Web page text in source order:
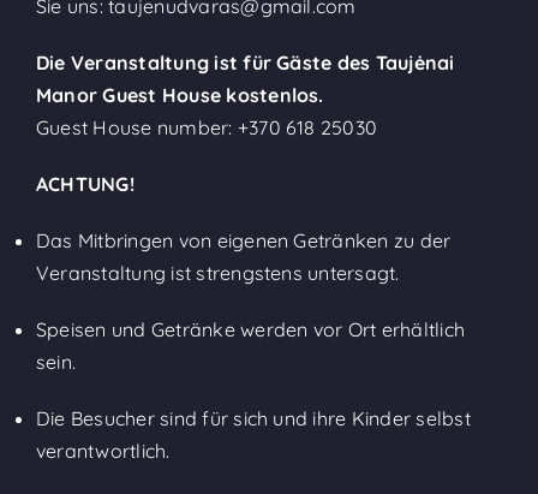
Sie uns:taujenudvaras@gmail.com
Die Veranstaltung ist für Gäste des Taujėnai
Manor Guest House kostenlos.
Guest House number: +370 618 25030
ACHTUNG!
Das Mitbringen von eigenen Getränken zu der
Veranstaltung ist strengstens untersagt.
Speisen und Getränke werden vor Ort erhältlich
sein.
Die Besucher sind für sich und ihre Kinder selbst
verantwortlich.